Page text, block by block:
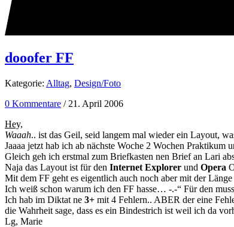
dooofer FF
Kategorie: Alltag, Design/Foto
0 Kommentare / 21. April 2006
Hey,
Waaah.. ist das Geil, seid langem mal wieder ein Layout,
Jaaaa jetzt hab ich ab nächste Woche 2 Wochen Praktikum
Gleich geh ich erstmal zum Briefkasten nen Brief an Lari
Naja das Layout ist für den Internet Explorer und Opera
Mit dem FF geht es eigentlich auch noch aber mit der
Ich weiß schon warum ich den FF hasse… -.-“ Für den
Ich hab im Diktat ne 3+ mit 4 Fehlern.. ABER der eine
die Wahrheit sage, dass es ein Bindestrich ist weil ich da
Lg, Marie